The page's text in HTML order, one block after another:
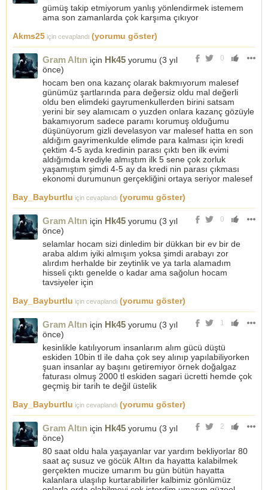
gümüş takip etmiyorum yanlış yönlendirmek istemem
ama son zamanlarda çok karşıma çıkıyor
Akms25 için cevaplandı (yorumu göster)
0
Gram Altın için Hk45 yorumu (3 yıl
önce)
hocam ben ona kazanç olarak bakmıyorum malesef
günümüz şartlarında para değersiz oldu mal değerli
oldu ben elimdeki gayrumenkullerden birini satsam
yerini bir sey alamıcam o yuzden onlara kazanç gözüyle
bakamıyorum sadece paramı korumuş olduğumu
düşünüyorum gizli develasyon var malesef hatta en son
aldığım gayrimenkulde elimde para kalması için kredi
çektim 4-5 ayda kredinin parası çıktı ben ilk evimi
aldığımda krediyle almıştım ilk 5 sene çok zorluk
yaşamıştım şimdi 4-5 ay da kredi nin parası çıkması
ekonomi durumunun gerçekliğini ortaya seriyor malesef
Bay_Bayburtlu için cevaplandı (yorumu göster)
0
Gram Altın için Hk45 yorumu (3 yıl
önce)
selamlar hocam sizi dinledim bir dükkan bir ev bir de
araba aldım iyiki almışım yoksa şimdi arabayı zor
alırdım herhalde bir zeytinlik ve ya tarla alamadım
hisseli çıktı genelde o kadar ama sağolun hocam
tavsiyeler için
Bay_Bayburtlu için cevaplandı (yorumu göster)
1
Gram Altın için Hk45 yorumu (3 yıl
önce)
kesinlikle katılıyorum insanlarım alım gücü düştü
eskiden 10bin tl ile daha çok sey alınıp yapılabiliyorken
şuan insanlar ay başını getiremiyor örnek doğalgaz
faturası olmuş 2000 tl eskiden sagari ücretti hemde çok
geçmiş bir tarih te değil üstelik
Bay_Bayburtlu için cevaplandı (yorumu göster)
2
Gram Altın için Hk45 yorumu (3 yıl
önce)
80 saat oldu hala yaşayanlar var yardım bekliyorlar 80
saat aç susuz ve göcük Altın da hayatta kalabilmek
gerçekten mucize umarım bu gün bütün hayatta
kalanlara ulaşılıp kurtarabilirler kalbimiz gönlümüz